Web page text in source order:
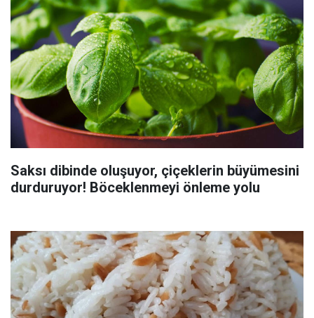
Saksı dibinde oluşuyor, çiçeklerin büyümesini
durduruyor! Böceklenmeyi önleme yolu